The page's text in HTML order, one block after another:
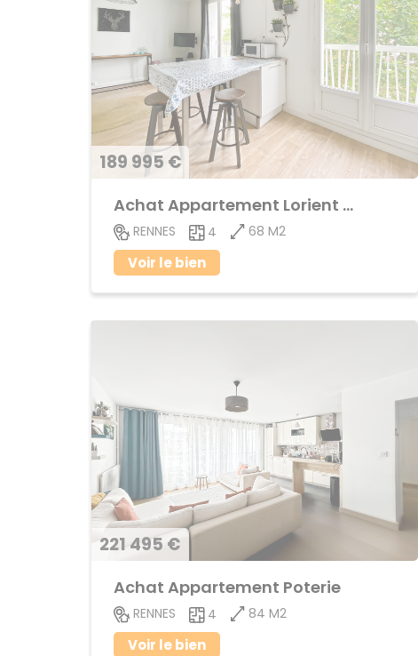
189 995 €
Achat Appartement Lorient - Saint-Brieuc
RENNES 4 68 M2
Voir le bien
221 495 €
Achat Appartement Poterie
RENNES 4 84 M2
Voir le bien